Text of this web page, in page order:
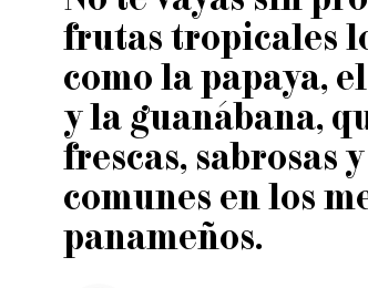
frutas tropicales
como la papaya,
y la guanábana,
frescas, sabrosas
comunes en los
panameños.